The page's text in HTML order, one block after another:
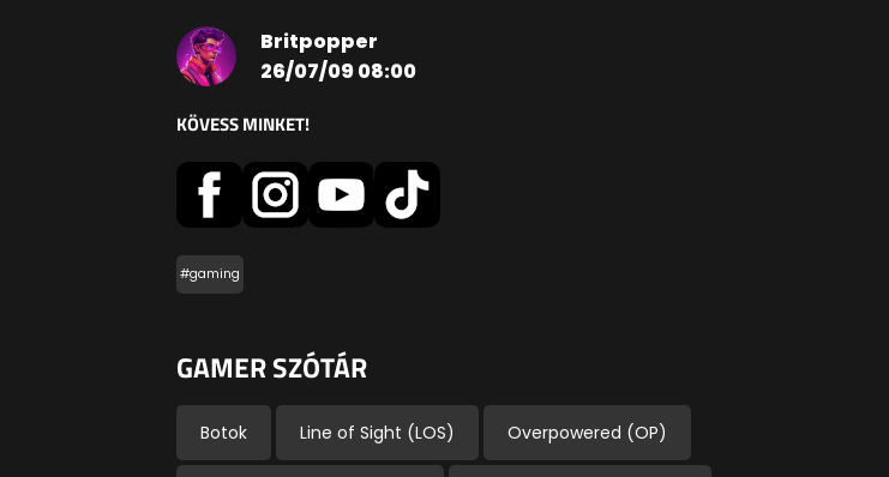
Britpopper
26/07/09 08:00
KÖVESS MINKET!
#gaming
GAMER SZÓTÁR
Botok Line of Sight (LOS) Overpowered (OP)